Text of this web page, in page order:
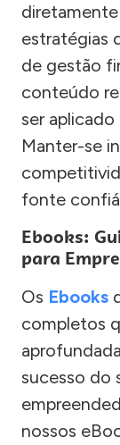
estratégias
de gestão
conteúdo
ser
Manter-se
fonte
Ebooks:
para
Os Ebooks
completos
sucesso do
nossos